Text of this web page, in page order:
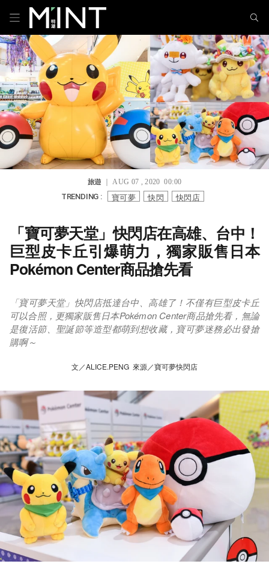
旅遊｜ AUG 07 , 2020 00:00
TRENDING : 寶可夢 快閃 快閃店
「寶可夢天堂」快閃店在高雄、台中！
巨型皮卡丘引爆萌力，獨家販售日本
Pokémon Center商品搶先看
「寶可夢天堂」快閃店抵達台中、高雄了！不僅有巨型皮卡丘
可以合照，更獨家販售日本Pokémon Center商品搶先看，無論
是復活節、聖誕節等造型都萌到想收藏，寶可夢迷務必出發搶
購啊～
文／ALICE.PENG 來源／寶可夢快閃店